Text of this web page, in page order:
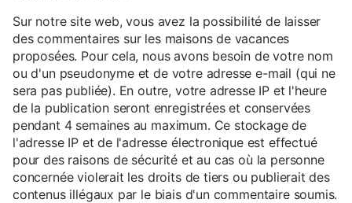
Sur notre site web, vous avez la possibilité de laisser
des commentaires sur les maisons de vacances
proposées. Pour cela, nous avons besoin de votre nom
ou d'un pseudonyme et de votre adresse e-mail (qui ne
sera pas publiée). En outre, votre adresse IP et l'heure
de la publication seront enregistrées et conservées
pendant 4 semaines au maximum. Ce stockage de
l'adresse IP et de l'adresse électronique est effectué
pour des raisons de sécurité et au cas où la personne
concernée violerait les droits de tiers ou publierait des
contenus illégaux par le biais d'un commentaire soumis.